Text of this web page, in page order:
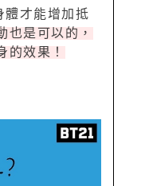
體才能增加抵
也是可以的，
的效果！